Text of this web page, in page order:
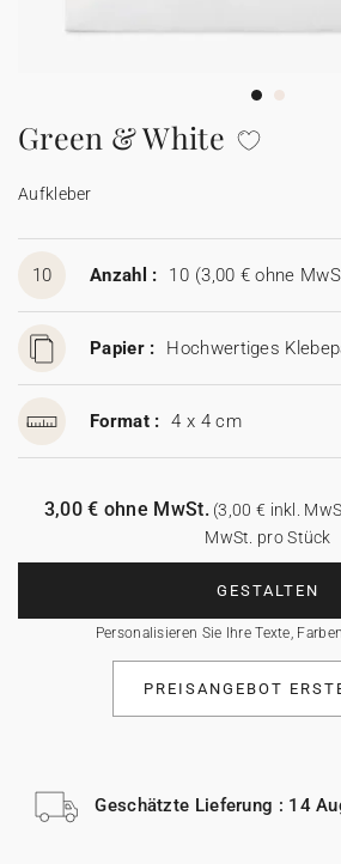
100% personalisierbare Karten
Adressaufkleber für Umschläge
Aufkleber
Green & White
Aufkleber
10 Anzahl : 10 (3,00 € ohne
Papier : Hochwertiges
Format : 4 x 4 cm
GESTALTEN
Personalisieren Sie Ihre Texte,
3,00 € ohne MwSt.(3,00 € inkl.
MwSt. pro Stück
PREISANGEBOT
Geschätzte Lieferung : 14